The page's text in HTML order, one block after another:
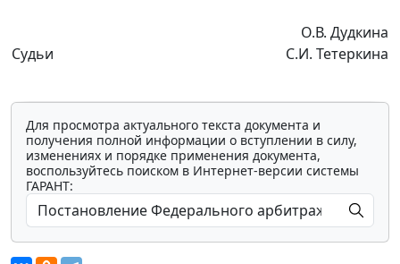
Судьи
О.В. Дудкина
С.И. Тетеркина
Для просмотра актуального текста документа и
получения полной информации о вступлении в силу,
изменениях и порядке применения документа,
воспользуйтесь поиском в Интернет-версии системы
ГАРАНТ: